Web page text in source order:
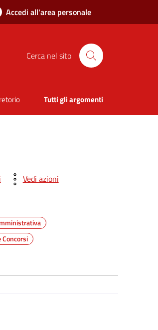
Accedi all'area personale
Cerca nel sito
Tutti gli argomenti
Vedi azioni
Concorsi